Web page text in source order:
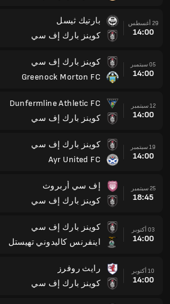
29 أغسطس
14:00
بارتيك ثيسل
كوينز بارك إف سي
05 سبتمبر
14:00
كوينز بارك إف سي
Greenock Morton FC
12 سبتمبر
14:00
Dunfermline Athletic FC
كوينز بارك إف سي
19 سبتمبر
14:00
كوينز بارك إف سي
Ayr United FC
25 سبتمبر
18:45
إف سي أربروث
كوينز بارك إف سي
03 أكتوبر
14:00
كوينز بارك إف سي
اينفرنس كاليدوني تهيستل
10 أكتوبر
14:00
رايث روفرز
كوينز بارك إف سي